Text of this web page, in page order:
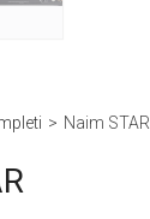
> Naim STAR